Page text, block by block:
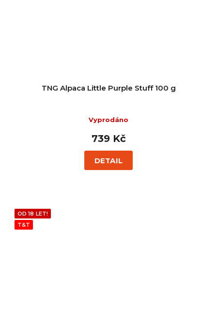
TNG Alpaca Little Purple Stuff 100 g
Vyprodáno
739 Kč
DETAIL
OD 18 LET!
T&T